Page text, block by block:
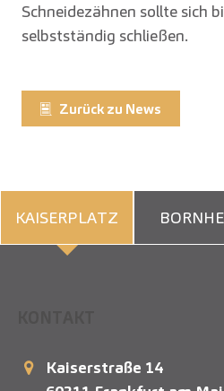
Schneidezähnen sollte sich
selbstständig schließen.
Zurück zu News
KAISERPLATZ
Kaiserstraße 14